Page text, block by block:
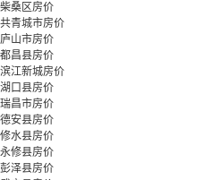
柴桑区房价
共青城市房价
庐山市房价
都昌县房价
滨江新城房价
湖口县房价
瑞昌市房价
德安县房价
修水县房价
永修县房价
彭泽县房价